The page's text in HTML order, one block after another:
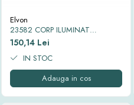
Thorn ECO
Vyrtych
Elvon
23582 CORP ILUMINAT
STRADAL LED SMD EQUINOX II
6500K IP65 30W
150,14 Lei
IN STOC
Adauga in cos